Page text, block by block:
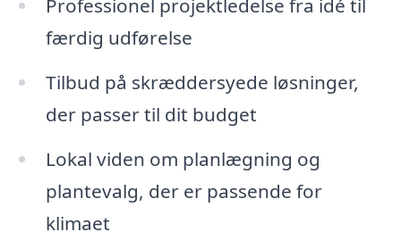
Professionel projektledelse fra idé til
færdig udførelse
Tilbud på skræddersyede løsninger,
der passer til dit budget
Lokal viden om planlægning og
plantevalg, der er passende for
klimaet